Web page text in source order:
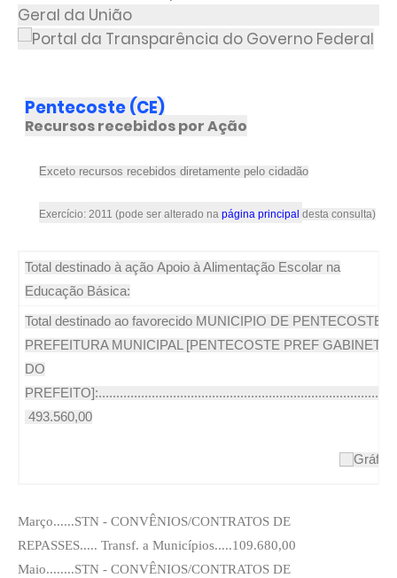
Pentecoste (CE)
Recursos recebidos por Ação
Exceto recursos recebidos diretamente pelo cidadão
Exercício: 2011 (pode ser alterado na página principal desta consulta)
Total destinado à ação Apoio à Alimentação Escolar na
Educação Básica:
Total destinado ao favorecido MUNICIPIO DE PENTECOSTE -
PREFEITURA MUNICIPAL [PENTECOSTE PREF GABINETE
DO
493.560,00
Março......STN - CONVÊNIOS/CONTRATOS DE
REPASSES..... Transf. a Municípios.....109.680,00
Maio........STN - CONVÊNIOS/CONTRATOS DE